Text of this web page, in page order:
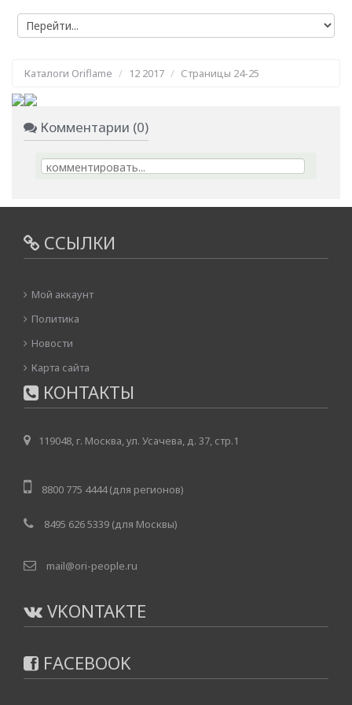
Каталоги Oriflame 12 2017 Страницы 24-25
Комментарии (0)
ССЫЛКИ
Мой аккаунт
Политика
Новости
Карта сайта
КОНТАКТЫ
119048, г. Москва, ул. Усачева, д. 37, стр.1
8800 775 4444 (для регионов)
8495 626 5339 (для Москвы)
mail@ori-people.ru
VKONTAKTE
FACEBOOK